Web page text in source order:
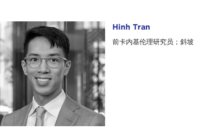
Hinh Tran Hinh Tran
前卡内基伦理研究员；斜坡